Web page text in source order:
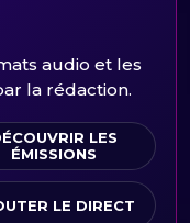
audio et les
la rédaction.
LES
ÉMISSIONS
LE DIRECT